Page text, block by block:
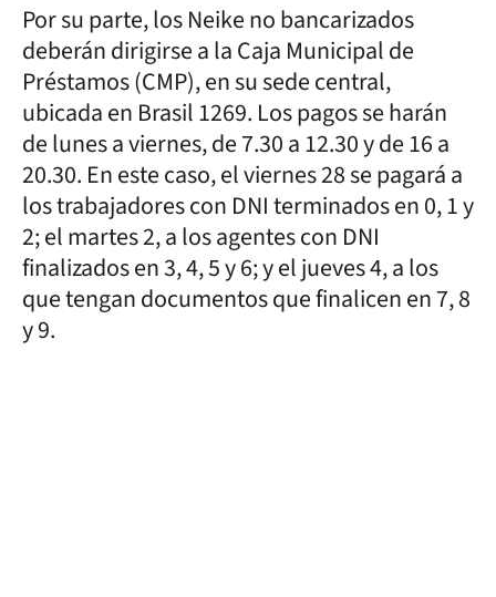
Por su parte, los Neike no bancarizados
deberán dirigirse a la Caja Municipal de
Préstamos (CMP), en su sede central,
ubicada en Brasil 1269. Los pagos se harán
de lunes a viernes, de 7.30 a 12.30 y de 16 a
20.30. En este caso, el viernes 28 se pagará a
los trabajadores con DNI terminados en 0, 1 y
2; el martes 2, a los agentes con DNI
finalizados en 3, 4, 5 y 6; y el jueves 4, a los
que tengan documentos que finalicen en 7, 8
y 9.